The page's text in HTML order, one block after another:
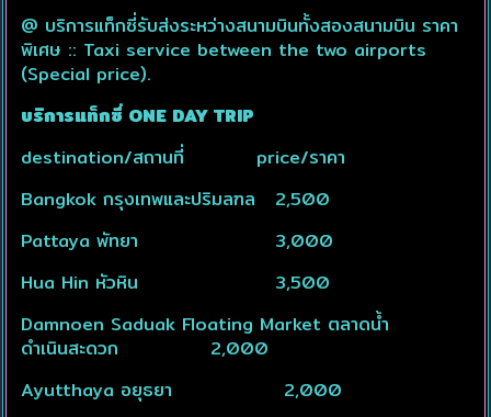
@ บริการแท็กซี่รับส่งระหว่างสนามบินทั้งสองสนามบิน ราคา
พิเศษ :: Taxi service between the two airports
(Special price).
บริการแท็กซี่ ONE DAY TRIP
destination/สถานที่ price/ราคา
Bangkok กรุงเทพและปริมลฑล 2,500
Pattaya พัทยา3,000
Hua Hin หัวหิน3,500
Damnoen Saduak Floating Market ตลาดน้ำ
ดำเนินสะดวก 2,000
Ayutthaya อยุธยา 2,000